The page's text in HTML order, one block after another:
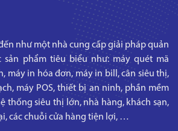
như một nhà cung cấp giải pháp quản
sản phẩm tiêu biểu như: máy quét mã
máy in hóa đơn, máy in bill, cân siêu thị,
máy POS, thiết bị an ninh, phần mềm
thống siêu thị lớn, nhà hàng, khách sạn,
các chuỗi cửa hàng tiện lợi, …